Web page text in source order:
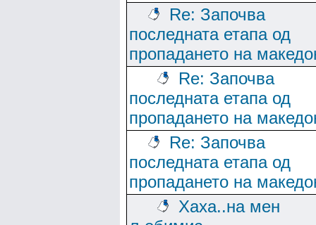
Re: Започва
последната етапа од
пропадането на
Re: Започва
последната етапа од
пропадането на
Re: Започва
последната етапа од
пропадането на
Хаха..на мен